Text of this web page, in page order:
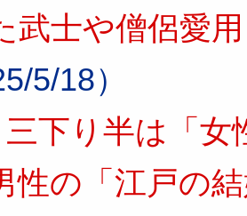
武士や僧侶愛
5/18）
三下り半は「女
性の「江戸の